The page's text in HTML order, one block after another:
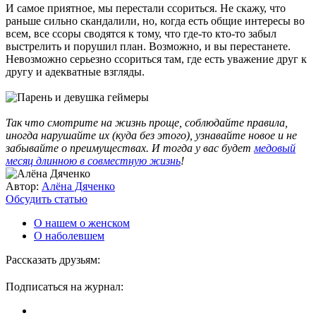
И самое приятное, мы перестали ссориться. Не скажу, что
раньше сильно скандалили, но, когда есть общие интересы во
всем, все ссоры сводятся к тому, что где-то кто-то забыл
выстрелить и порушил план. Возможно, и вы перестанете.
Невозможно серьезно ссориться там, где есть уважение друг к
другу и адекватные взгляды.
Так что смотрите на жизнь проще, соблюдайте правила,
иногда нарушайте их (куда без этого), узнавайте новое и не
забывайте о преимуществах. И тогда у вас будет медовый
месяц длинною в совместную жизнь!
Автор: Алёна Дяченко
Обсудить статью
О нашем о женском
О наболевшем
Рассказать друзьям:
Подписаться на журнал: